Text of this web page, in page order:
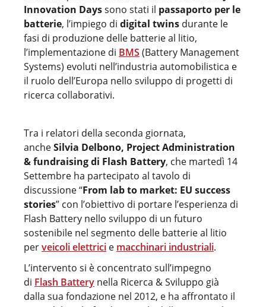
Innovation Dayssono stati il passaporto per le
batterie, l’impiego di digital twins durante le
fasi di produzione delle batterie al litio,
l’implementazione di BMS (Battery Management
Systems) evoluti nell’industria automobilistica e
il ruolo dell’Europa nello sviluppo di progetti di
ricerca collaborativi.
Tra i relatori della seconda giornata,
ancheSilvia Delbono, Project Administration
& fundraising di Flash Battery, che martedì 14
Settembre ha partecipato al tavolo di
discussione “From lab to market: EU success
stories” con l’obiettivo di portare l’esperienza di
Flash Battery nello sviluppo di un futuro
sostenibile nel segmento delle batterie al litio
perveicoli elettrici e macchinari industriali.
L’intervento si è concentrato sull’impegno
di Flash Battery nella Ricerca & Sviluppo già
dalla sua fondazione nel 2012, e ha affrontato il